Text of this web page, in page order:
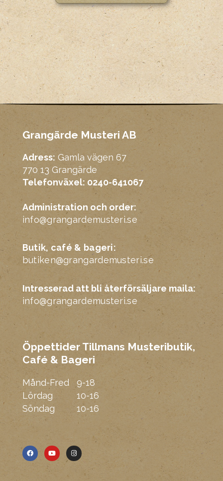
Grangärde Musteri AB
Adress: Gamla vägen 67
770 13 Grangärde
Telefonväxel: 0240-641067
Administration och order:
info@grangardemusteri.se
Butik, café & bageri:
butiken@grangardemusteri.se
Intresserad att bli återförsäljare maila:
info@grangardemusteri.se
Öppettider Tillmans Musteributik,
Café & Bageri
Månd-Fred
Lördag
Söndag
9-18
10-16
10-16
b
o
o
k
u
b
e
a
g
r
a